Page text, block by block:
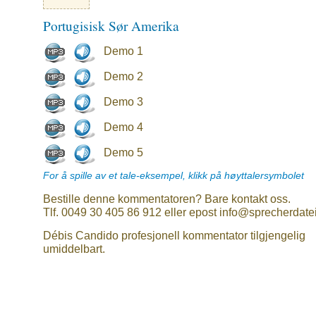
Portugisisk Sør Amerika
Demo 1
Demo 2
Demo 3
Demo 4
Demo 5
For å spille av et tale-eksempel, klikk på høyttalersymbolet
Bestille denne kommentatoren? Bare kontakt oss.
Tlf. 0049 30 405 86 912 eller epost
Débis Candido profesjonell kommentator tilgjengelig
umiddelbart.